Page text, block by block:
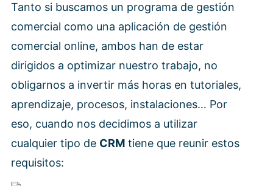
Tanto si buscamos un programa de gestión
comercial como una aplicación de gestión
comercial online, ambos han de estar
dirigidos a optimizar nuestro trabajo, no
obligarnos a invertir más horas en tutoriales,
aprendizaje, procesos, instalaciones… Por
eso, cuando nos decidimos a utilizar
cualquier tipo de CRM tiene que reunir estos
requisitos: